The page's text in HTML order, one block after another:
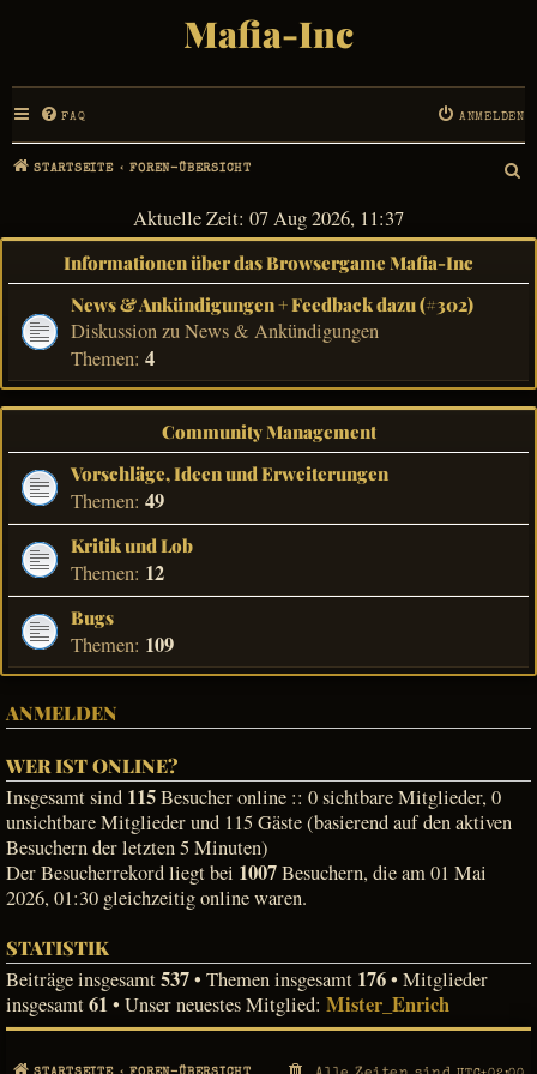
Mafia-Inc
FAQ ANMELDEN
STARTSEITE FOREN-ÜBERSICHT
Aktuelle Zeit: 07 Aug 2026, 11:37
Informationen über das Browsergame Mafia-Inc
News & Ankündigungen + Feedback dazu (#302)
Diskussion zu News & Ankündigungen
Themen: 4
Community Management
Vorschläge, Ideen und Erweiterungen
Themen: 49
Kritik und Lob
Themen: 12
Bugs
Themen: 109
ANMELDEN
WER IST ONLINE?
Insgesamt sind 115Besucher online :: 0 sichtbare Mitglieder, 0
unsichtbare Mitglieder und 115 Gäste (basierend auf den aktiven
Besuchern der letzten 5 Minuten)
Der Besucherrekord liegt bei 1007Besuchern, die am 01 Mai
2026, 01:30 gleichzeitig online waren.
STATISTIK
Beiträge insgesamt537• Themen insgesamt 176• Mitglieder
insgesamt61• Unser neuestes Mitglied: Mister_Enrich